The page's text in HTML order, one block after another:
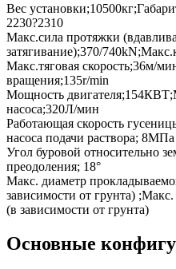
Вес
2230?2310
Макc.сила протяжки
затягивание);370/
Макc.тяговая скорость;36м/
вращения;135r/min
Мощность
насоса;320Л/мин
Работающая скорость
насоса подачи раствора; 8МПа
Угол буровой относительно
преодоления; 18°
Макс. диаметр
зависимости от грунта)
(в зависимости от грунта)
Основные